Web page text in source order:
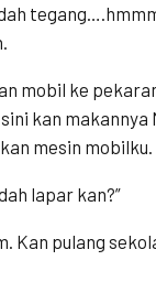
mobil ke
kan makannya
mesin mobilku.
lapar kan?”
Kan pulang